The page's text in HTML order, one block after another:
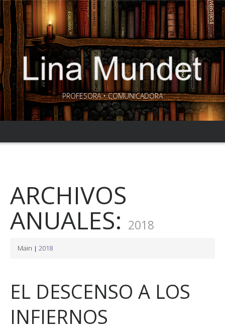
PROFESORA • COMUNICADORA
ARCHIVOS
ANUALES: 2018
Main 2018
EL DESCENSO A LOS
INFIERNOS